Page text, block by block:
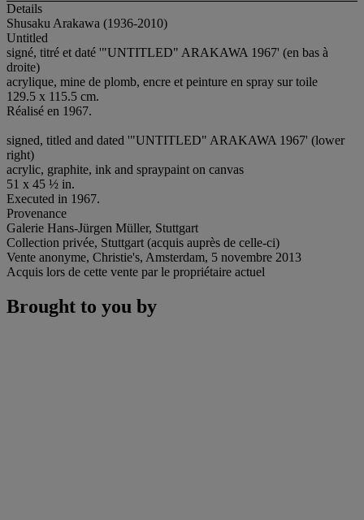
Details
Shusaku Arakawa (1936-2010)
Untitled
signé, titré et daté '"UNTITLED" ARAKAWA 1967' (en bas à
droite)
acrylique, mine de plomb, encre et peinture en spray sur toile
129.5 x 115.5 cm.
Réalisé en 1967.
signed, titled and dated '"UNTITLED" ARAKAWA 1967' (lower
right)
acrylic, graphite, ink and spraypaint on canvas
51 x 45 ½ in.
Executed in 1967.
Provenance
Galerie Hans-Jürgen Müller, Stuttgart
Collection privée, Stuttgart (acquis auprès de celle-ci)
Vente anonyme, Christie's, Amsterdam, 5 novembre 2013
Acquis lors de cette vente par le propriétaire actuel
Brought to you by